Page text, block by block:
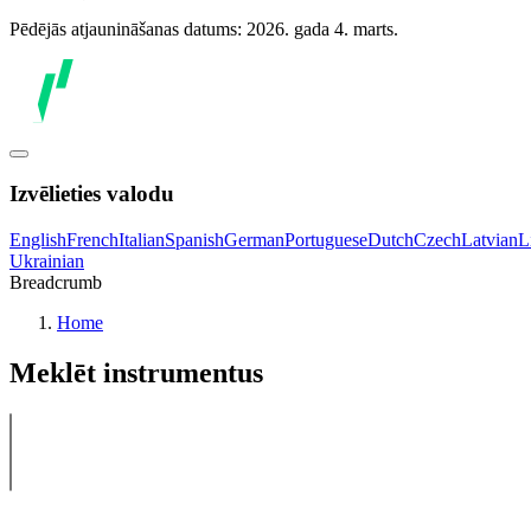
Pēdējās atjaunināšanas datums: 2026. gada 4. marts.
Izvēlieties valodu
EnglishFrenchItalianSpanishGermanPortugueseDutchCzechLatvian
Ukrainian
Breadcrumb
Home
Meklēt instrumentus